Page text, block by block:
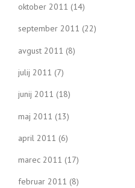
oktober 2011 (14)
september 2011 (22)
avgust 2011 (8)
julij 2011 (7)
junij 2011 (18)
maj 2011 (13)
april 2011 (6)
marec 2011 (17)
februar 2011 (8)